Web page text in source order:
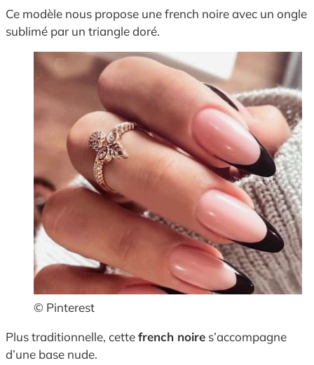
Ce modèle nous propose une french noire avec un ongle
sublimé par un triangle doré.
© Pinterest
Plus traditionnelle, cettefrench noire s’accompagne
d’une base nude.